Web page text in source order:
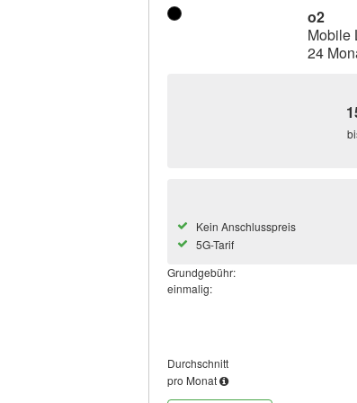
o2
Mobile
24
Kein Anschlusspreis
5G-Tarif
Grundgebühr:
einmalig:
Durchschnitt
pro Monat